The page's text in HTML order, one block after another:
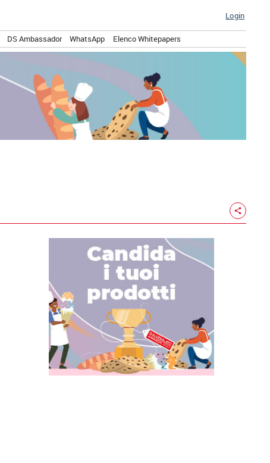
Login
DS Ambassador WhatsApp Elenco Whitepapers
share